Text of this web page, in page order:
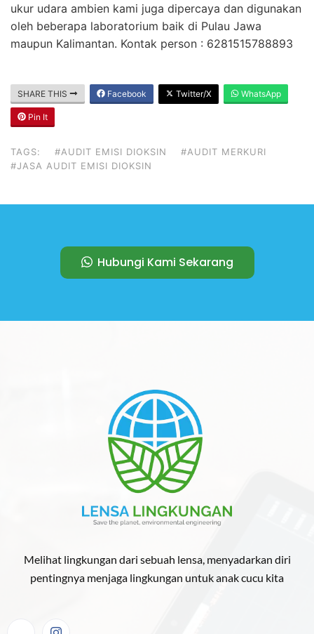
ukur udara ambien kami juga dipercaya dan digunakan
oleh beberapa laboratorium baik di Pulau Jawa
maupun Kalimantan. Kontak person : 6281515788893
SHARE THIS Facebook Twitter/X WhatsApp
Pin It
TAGS: #AUDIT EMISI DIOKSIN
#AUDIT MERKURI
#JASA AUDIT EMISI DIOKSIN
Hubungi Kami Sekarang
Melihat lingkungan dari sebuah lensa, menyadarkan diri
pentingnya menjaga lingkungan untuk anak cucu kita